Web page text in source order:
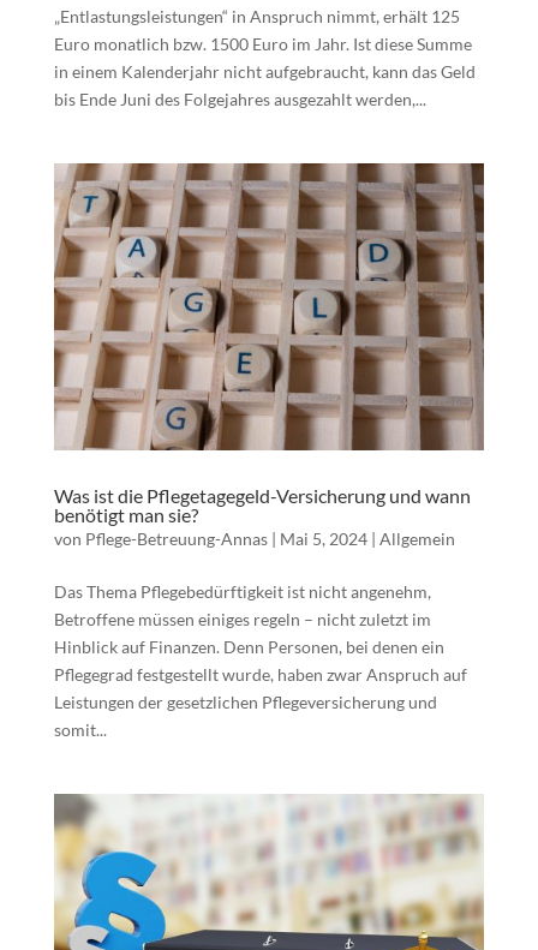
„Entlastungsleistungen“ in Anspruch nimmt, erhält 125
Euro monatlich bzw. 1500 Euro im Jahr. Ist diese Summe
in einem Kalenderjahr nicht aufgebraucht, kann das Geld
bis Ende Juni des Folgejahres ausgezahlt werden,...
Was ist die Pflegetagegeld-Versicherung und wann
benötigt man sie?
von Pflege-Betreuung-Annas| Mai 5, 2024| Allgemein
Das Thema Pflegebedürftigkeit ist nicht angenehm,
Betroffene müssen einiges regeln – nicht zuletzt im
Hinblick auf Finanzen. Denn Personen, bei denen ein
Pflegegrad festgestellt wurde, haben zwar Anspruch auf
Leistungen der gesetzlichen Pflegeversicherung und
somit...